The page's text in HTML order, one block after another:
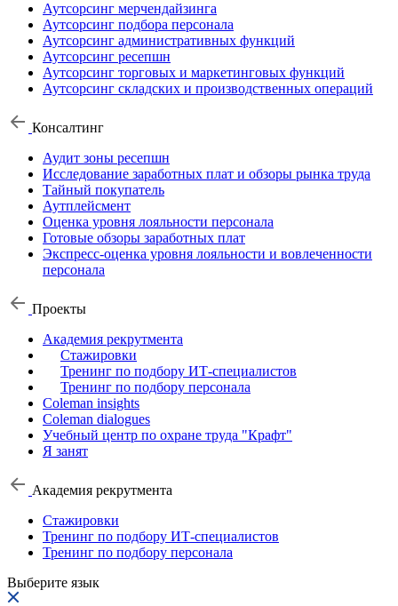
Аутсорсинг мерчендайзинга
Аутсорсинг подбора персонала
Аутсорсинг административных функций
Аутсорсинг ресепшн
Аутсорсинг торговых и маркетинговых функций
Аутсорсинг складских и производственных операций
Консалтинг
Аудит зоны ресепшн
Исследование заработных плат и обзоры рынка труда
Тайный покупатель
Аутплейсмент
Оценка уровня лояльности персонала
Готовые обзоры заработных плат
Экспресс-оценка уровня лояльности и вовлеченности
персонала
Проекты
Академия рекрутмента
Стажировки
Тренинг по подбору ИТ-специалистов
Тренинг по подбору персонала
Coleman insights
Coleman dialogues
Учебный центр по охране труда "Крафт"
Я занят
Академия рекрутмента
Стажировки
Тренинг по подбору ИТ-специалистов
Тренинг по подбору персонала
Выберите язык